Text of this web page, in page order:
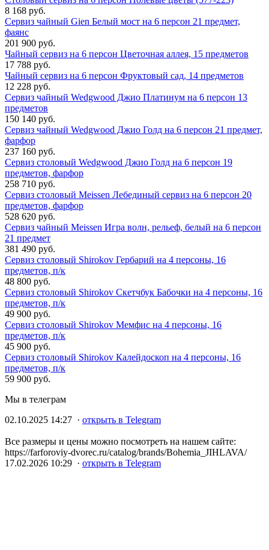
8 168 руб.
Сервиз чайный Gien Белый мост на 6 персон 21 предмет,
фаянс
201 900 руб.
Чайный сервиз на 6 персон Цветочная аллея, 15 предметов
17 788 руб.
Чайный сервиз на 6 персон Фруктовый сад, 14 предметов
12 228 руб.
Сервиз чайный Wedgwood Джио Платинум на 6 персон 13
предметов
150 140 руб.
Сервиз чайный Wedgwood Джио Голд на 6 персон 21 предмет,
фарфор
237 160 руб.
Сервиз столовый Wedgwood Джио Голд на 6 персон 19
предметов, фарфор
258 710 руб.
Сервиз столовый Meissen Лебединый сервиз на 6 персон 20
предметов, фарфор
528 620 руб.
Сервиз чайный Meissen Игра волн, рельеф, белый на 6 персон
21 предмет
381 490 руб.
Сервиз столовый Shirokov Гербарий на 4 персоны, 16
предметов, п/к
48 800 руб.
Сервиз столовый Shirokov Скетчбук Бабочки на 4 персоны, 16
предметов, п/к
49 900 руб.
Сервиз столовый Shirokov Мемфис на 4 персоны, 16
предметов, п/к
45 900 руб.
Сервиз столовый Shirokov Калейдоскоп на 4 персоны, 16
предметов, п/к
59 900 руб.
Мы в телеграм
02.10.2025 14:27 · открыть в Telegram
Все размеры и цены можно посмотреть на нашем сайте:
https://farforoviy-dvorec.ru/catalog/brands/Bohemia_JIHLAVA/
17.02.2026 10:29 · открыть в Telegram